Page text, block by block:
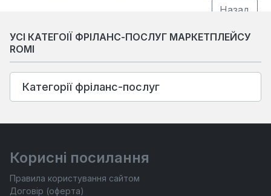
УСІ КАТЕГОІЇ ФРІЛАНС-ПОСЛУГ МАРКЕТПЛЕЙСУ
ROMI
Категорії фріланс-послуг
Корисні посилання
Правила користування сайтом
Договір (оферта)